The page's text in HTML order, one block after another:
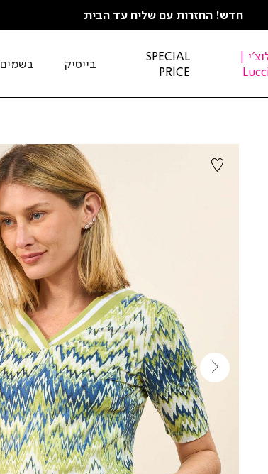
חדש! החזרות עם שליח עד הבית
|
SPECIAL
PRICE
בייסיק בשמים